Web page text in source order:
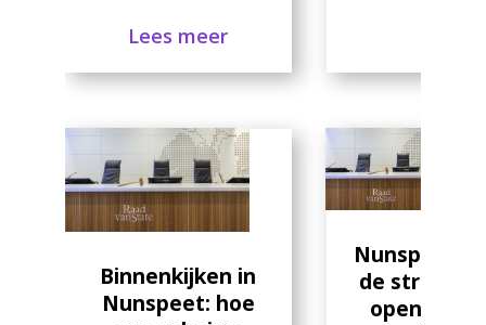
Lees meer
Binnenkijken in
Nunspeet: hoe
Nunspeet
de strijd om
openheid: